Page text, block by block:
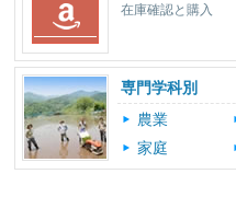
在庫確認と購入
専門学科別
農業
家庭